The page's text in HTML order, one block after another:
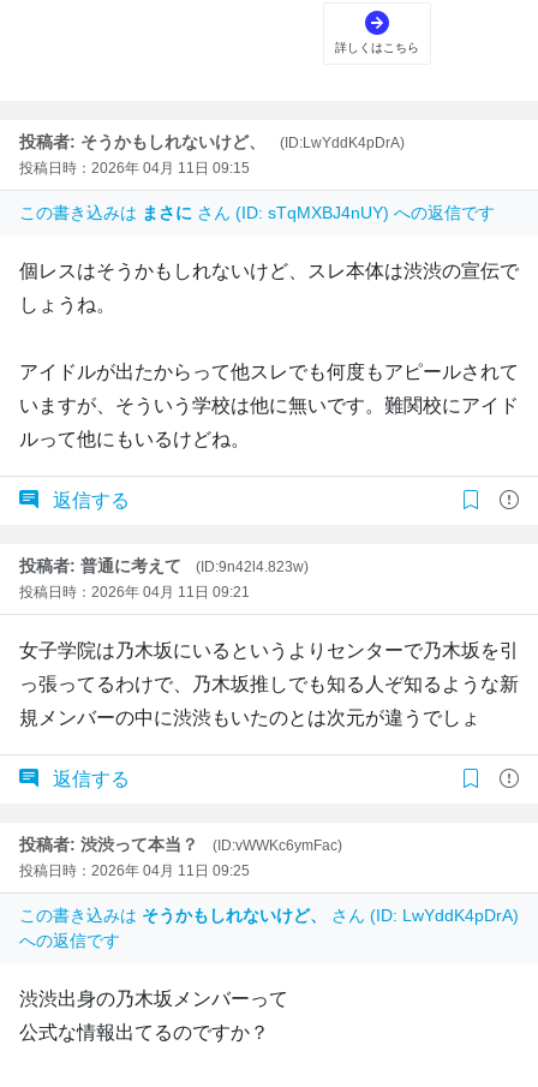
投稿者: そうかもしれないけど、
(ID:LwYddK4pDrA)
投稿日時：2026年 04月 11日 09:15
この書き込みは まさに さん (ID: sTqMXBJ4nUY) への返信です
個レスはそうかもしれないけど、スレ本体は渋渋の宣伝で
しょうね。
アイドルが出たからって他スレでも何度もアピールされて
いますが、そういう学校は他に無いです。難関校にアイド
ルって他にもいるけどね。
返信する
投稿者: 普通に考えて
(ID:9n42l4.823w)
投稿日時：2026年 04月 11日 09:21
女子学院は乃木坂にいるというよりセンターで乃木坂を引
っ張ってるわけで、乃木坂推しでも知る人ぞ知るような新
規メンバーの中に渋渋もいたのとは次元が違うでしょ
返信する
投稿者: 渋渋って本当？
(ID:vWWKc6ymFac)
投稿日時：2026年 04月 11日 09:25
この書き込みは そうかもしれないけど、
さん (ID: LwYddK4pDrA)
への返信です
渋渋出身の乃木坂メンバーって
公式な情報出てるのですか？